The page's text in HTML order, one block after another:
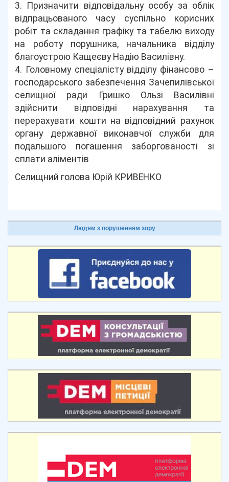
3. Призначити відповідальну особу за облік
відпрацьованого часу суспільно корисних
робіт та складання графіку та табелю виходу
на роботу порушника, начальника відділу
благоустрою Кащеєву Надію Василівну.
4. Головному спеціалісту відділу фінансово –
господарського забезпечення Зачепилівської
селищної ради Гришко Ользі Василівні
здійснити відповідні нарахування та
перерахувати кошти на відповідний рахунок
органу державної виконавчої служби для
подальшого погашення заборгованості зі
сплати аліментів
Селищний голова Юрій КРИВЕНКО
Людям з порушенням зору